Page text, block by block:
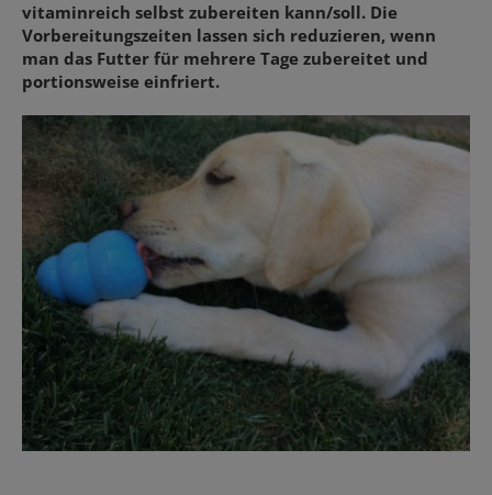
vitaminreich selbst zubereiten kann/soll. Die
Vorbereitungszeiten lassen sich reduzieren, wenn
man das Futter für mehrere Tage zubereitet und
portionsweise einfriert.